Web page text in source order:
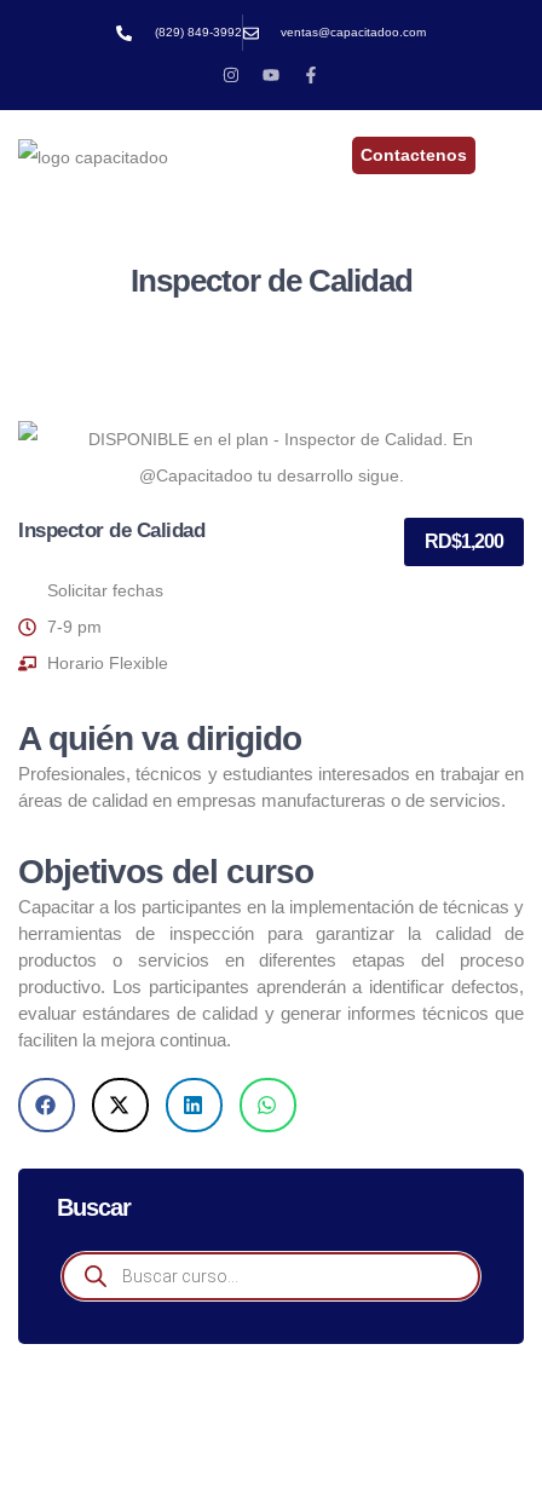
(829) 849-3992 ventas@capacitadoo.com
Contactenos
Inspector de Calidad
Inspector de Calidad RD$1,200
Solicitar fechas
7-9 pm
Horario Flexible
A quién va dirigido
Profesionales, técnicos y estudiantes interesados en trabajar en
áreas de calidad en empresas manufactureras o de servicios.
Objetivos del curso
Capacitar a los participantes en la implementación de técnicas y
herramientas de inspección para garantizar la calidad de
productos o servicios en diferentes etapas del proceso
productivo. Los participantes aprenderán a identificar defectos,
evaluar estándares de calidad y generar informes técnicos que
faciliten la mejora continua.
Buscar